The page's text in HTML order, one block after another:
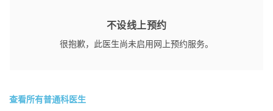
不设线上预约
很抱歉，此医生尚未启用网上预约服务。
查看所有普通科医生